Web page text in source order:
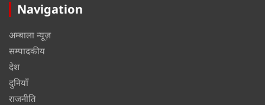
Navigation
अम्बाला न्यूज़
सम्पादकीय
देश
दुनियाँ
राजनीति